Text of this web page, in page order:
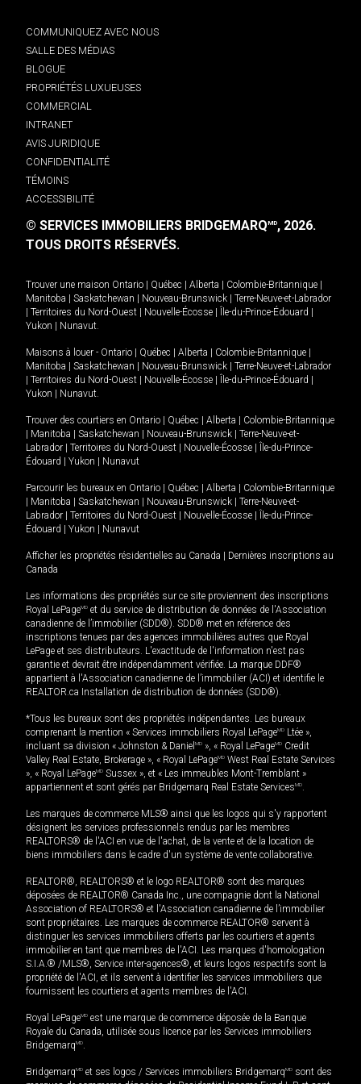
COMMUNIQUEZ AVEC NOUS
SALLE DES MÉDIAS
BLOGUE
PROPRIÉTÉS LUXUEUSES
COMMERCIAL
INTRANET
AVIS JURIDIQUE
CONFIDENTIALITÉ
TÉMOINS
ACCESSIBILITÉ
© SERVICES IMMOBILIERS BRIDGEMARQMD, 2026.
TOUS DROITS RÉSERVÉS.
Trouver une maison Ontario Québec Alberta Colombie-Britannique
Manitoba
Saskatchewan Nouveau-Brunswick
Terre-Neuve-et-Labrador
Territoires du Nord-Ouest Nouvelle-Écosse Île-du-Prince-Édouard
Yukon
Nunavut.
Maisons à louer - Ontario Québec Alberta Colombie-Britannique
Manitoba
Saskatchewan Nouveau-Brunswick
Terre-Neuve-et-Labrador
Territoires du Nord-Ouest Nouvelle-Écosse Île-du-Prince-Édouard
Yukon
Nunavut.
Trouver des courtiers en Ontario Québec Alberta
Colombie-Britannique
Manitoba Saskatchewan Nouveau-Brunswick
Terre-Neuve-et-
Labrador
Territoires du Nord-Ouest Nouvelle-Écosse
Île-du-Prince-
Édouard
Yukon Nunavut
Parcourir les bureaux en Ontario Québec Alberta
Colombie-Britannique
Manitoba Saskatchewan Nouveau-Brunswick
Terre-Neuve-et-
Labrador
Territoires du Nord-Ouest Nouvelle-Écosse
Île-du-Prince-
Édouard
Yukon Nunavut
Afficher les propriétés résidentielles au Canada
Dernières inscriptions au
Canada
Les informations des propriétés sur ce site proviennent des inscriptions
Royal LePageMD et du service de distribution de données de l'Association
canadienne de l’immobilier (SDD®). SDD® met en référence des
inscriptions tenues par des agences immobilières autres que Royal
LePage et ses distributeurs. L'exactitude de l'information n'est pas
garantie et devrait être indépendamment vérifiée. La marque DDF®
appartient à l'Association canadienne de l’immobilier (ACI) et identifie le
REALTOR.ca Installation de distribution de données (SDD®).
*Tous les bureaux sont des propriétés indépendantes. Les bureaux
comprenant la mention « Services immobiliers Royal LePageMD Ltée »,
incluant sa division « Johnston & Daniel MD », « Royal LePageMD Credit
Valley Real Estate, Brokerage », « Royal LePageMD West Real Estate Services
», « Royal LePageMD Sussex », et « Les immeubles Mont-Tremblant »
appartiennent et sont gérés par Bridgemarq Real Estate ServicesMD.
Les marques de commerce MLS® ainsi que les logos qui s'y rapportent
désignent les services professionnels rendus par les membres
REALTORS® de l'ACI en vue de l'achat, de la vente et de la location de
biens immobiliers dans le cadre d'un système de vente collaborative.
REALTOR®, REALTORS® et le logo REALTOR® sont des marques
déposées de REALTOR® Canada Inc., une compagnie dont la National
Association of REALTORS® et l'Association canadienne de l’immobilier
sont propriétaires. Les marques de commerce REALTOR® servent à
distinguer les services immobiliers offerts par les courtiers et agents
immobilier en tant que membres de l'ACI. Les marques d'homologation
S.I.A.® /MLS®, Service inter-agences®, et leurs logos respectifs sont la
propriété de l'ACI, et ils servent à identifier les services immobiliers que
fournissent les courtiers et agents membres de l'ACI.
Royal LePageMD est une marque de commerce déposée de la Banque
Royale du Canada, utilisée sous licence par les Services immobiliers
BridgemarqMD.
BridgemarqMD et ses logos / Services immobiliers BridgemarqMD sont des